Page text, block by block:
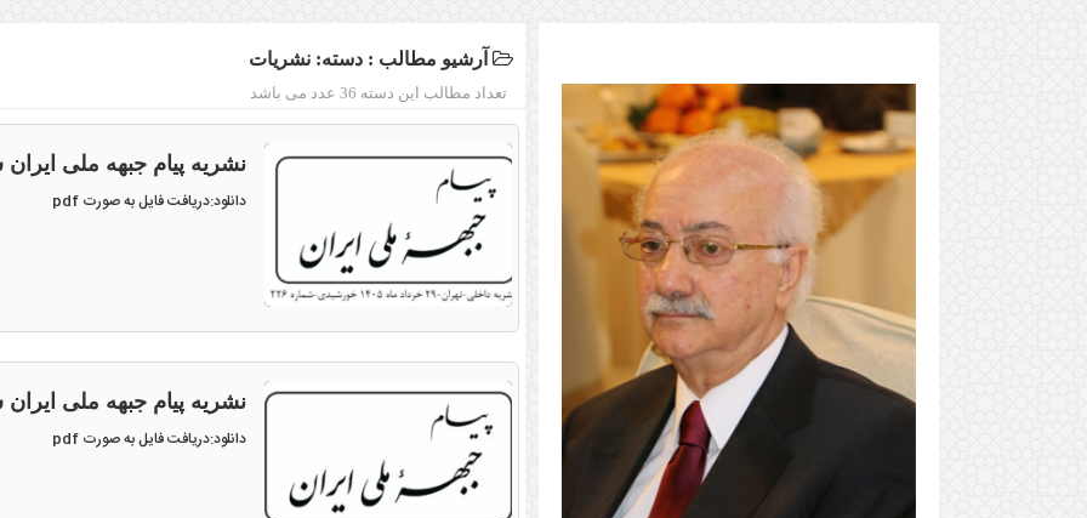
آرشیو مطالب : دسته: نشریات
تعداد مطالب این دسته 36 عدد می باشد
نشریه پیام جبهه ملی ایران شماره ۲۲۶ مورخ
دانلود:دریافت فایل به صورت pdf
2025-11-23
نشریه پیام جبهه ملی ایران شماره ۲۲۵ مورخ
دانلود:دریافت فایل به صورت pdf